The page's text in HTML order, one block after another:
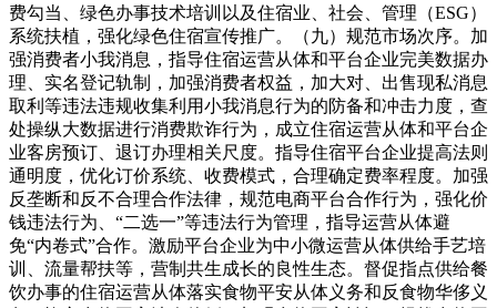
费勾当、绿色办事技术培训以及住宿业、社会、管理（ESG）
系统扶植，强化绿色住宿宣传推广。（九）规范市场次序。加
强消费者小我消息，指导住宿运营从体和平台企业完美数据办
理、实名登记轨制，加强消费者权益，加大对、出售现私消息
取利等违法违规收集利用小我消息行为的防备和冲击力度，查
处操纵大数据进行消费欺诈行为，成立住宿运营从体和平台企
业客房预订、退订办理相关尺度。指导住宿平台企业提高法则
通明度，优化订价系统、收费模式，合理确定费率程度。加强
反垄断和反不合理合作法律，规范电商平台合作行为，强化价
钱违法行为、“二选一”等违法行为管理，指导运营从体避
免“内卷式”合作。激励平台企业为中小微运营从体供给手艺培
训、流量帮扶等，营制共生成长的良性生态。督促指点供给餐
饮办事的住宿运营从体落实食物平安从体义务和反食物华侈义